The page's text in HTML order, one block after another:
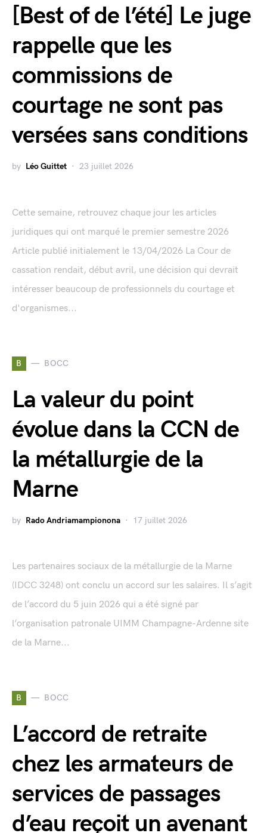
[Best of de l’été] Le juge
rappelle que les
commissions de
courtage ne sont pas
versées sans conditions
by Léo Guittet 23 juillet 2026
Cette semaine, retrouvez chaque jour les articles
juridiques qui ont marqué le premier semestre 2026
Article publié initialement le 13/04/2026 La Cour de
cassation rendait, début avril, une décision qui devrait
intéresser beaucoup de professionnels du courtage et
d'organismes...
B BOCC
La valeur du point
évolue dans la CCN de
la métallurgie de la
Marne
by Rado Andriamampionona 17 juillet 2026
Les partenaires sociaux de la métallurgie de la Marne
(IDCC 3248) ont conclu un accord sur les salaires. Il s’agit
de l’accord du 5 juin 2026 qui a été signé par
l’organisation patronale UIMM Champagne-Ardenne site
de la Marne...
B BOCC
L’accord de retraite
chez les armateurs de
services de passages
d’eau reçoit un avenant